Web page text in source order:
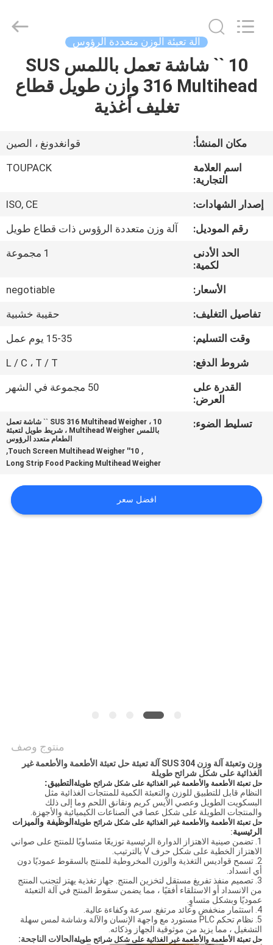
بيت
معلومات
جولة
المصنع
الجودة
اتصل
اطلب
اقتباس
EQUIPMENT
آلة تعبئة الوزن متعددة الرؤوس
10 `` شاشة تعمل باللمس SUS
316 Multihead وازن طويل قطاع
تغليف أغذية
مكان المنشأ:
قوانغدونغ ، الصين
اسم العلامة
التجارية:
TOUPACK
إصدار الشهادات:
ISO, CE
رقم الموديل:
آلة وزن متعددة الرؤوس ذات قطاع طويل
الحد الأدنى
لكمية:
1 مجموعة
الأسعار:
negotiable
تفاصيل التغليف:
حقيبة خشبية
وقت التسليم:
15-35 يوم عمل
شروط الدفع:
L / C ، T / T
القدرة على
العرض:
50 مجموعة في الشهر
تسليط الضوء:
SUS 316 Multihead Weigher ، 10 `` شاشة تعمل
باللمس Multihead Weigher ، شريط طويل لتعبئة
الطعام متعدد الرؤوس
,
10'' Touch Screen Multihead Weigher
,
Long Strip Food Packing Multihead Weigher
افضل سعر
منتوج وصف
وزن وتعبئة آلة وزن SUS 304 آلة تعبئة حل تعبئة الأطعمة والأطعمة غير
الغذائية على شكل شرائح طويلة
حل تعبئة الأطعمة والأطعمة غير الغذائية على شكل شرائح طويلة التطبيق:
النظام قابل للتطبيق للوزن والتعبئة الكمية للمنتجات الغذائية مثل
البسكويت الطويل وعصي الآيس كريم ونقانق اللحم وما إلى ذلك
والمنتجات الطويلة على شكل عصا في الصناعات الكيميائية والأجهزة.
حل تعبئة الأطعمة والأطعمة غير الغذائية على شكل شرائح طويلة الوظيفة والميزات
الرئيسية:
1. تضمن صينية الاهتزاز الدوارة الرئيسية توزيعًا متساويًا للمنتج على صواني
الاهتزاز الخطية على شكل حرف V بالترتيب.
2. تسمح قواديس التغذية والوزن المخروطية للمنتج بالسقوط عموديًا دون
أي انسداد.
3. تصميم منفذ تفريغ مستقل لتخزين المنتج. جهاز تغذية يهتز لتجنب المنتج
من الانسداد أو الاستلقاء أفقيًا ، مما يضمن سقوط المنتج في آلة التعبئة
عموديًا وبشكل متساوٍ.
4. استثمار منخفض وعائد مرتفع. سرعة وكفاءة عالية.
5. نظام تحكم PLC مستورد مع واجهة الإنسان والآلة وشاشة لمس سهلة
التشغيل ، مما يزيد من موثوقية الجهاز وذكائه.
حل تعبئة الأطعمة والأطعمة غير الغذائية على شكل شرائح طويلة الحالات الناجحة: